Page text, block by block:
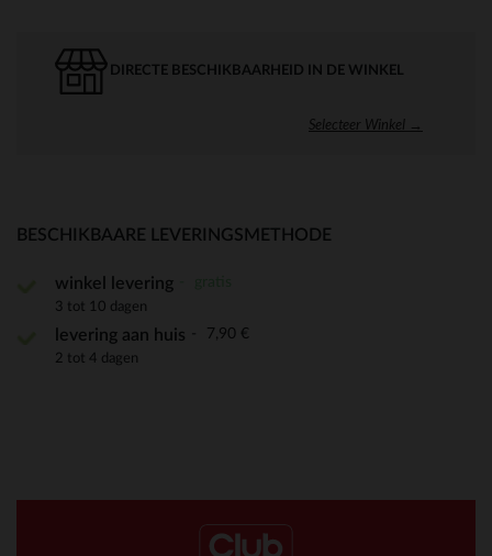
DIRECTE BESCHIKBAARHEID IN DE WINKEL
Selecteer Winkel →
BESCHIKBAARE LEVERINGSMETHODE
winkel levering
3 tot 10 dagen
levering aan huis 7,90 €
2 tot 4 dagen